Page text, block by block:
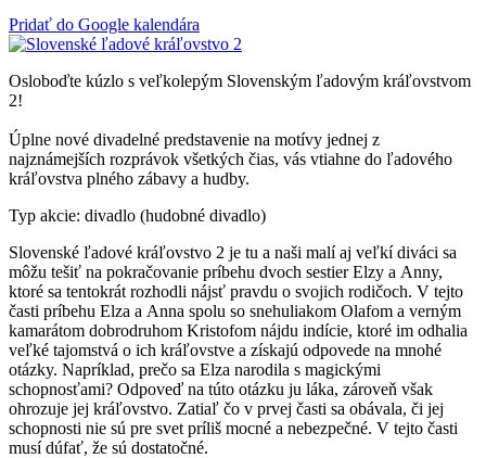
Pridať do Google kalendára
Osloboďte kúzlo s veľkolepým Slovenským ľadovým kráľovstvom
2!
Úplne nové divadelné predstavenie na motívy jednej z
najznámejších rozprávok všetkých čias, vás vtiahne do ľadového
kráľovstva plného zábavy a hudby.
Typ akcie: divadlo (hudobné divadlo)
Slovenské ľadové kráľovstvo 2 je tu a naši malí aj veľkí diváci sa
môžu tešiť na pokračovanie príbehu dvoch sestier Elzy a Anny,
ktoré sa tentokrát rozhodli nájsť pravdu o svojich rodičoch. V tejto
časti príbehu Elza a Anna spolu so snehuliakom Olafom a verným
kamarátom dobrodruhom Kristofom nájdu indície, ktoré im odhalia
veľké tajomstvá o ich kráľovstve a získajú odpovede na mnohé
otázky. Napríklad, prečo sa Elza narodila s magickými
schopnosťami? Odpoveď na túto otázku ju láka, zároveň však
ohrozuje jej kráľovstvo. Zatiaľ čo v prvej časti sa obávala, či jej
schopnosti nie sú pre svet príliš mocné a nebezpečné. V tejto časti
musí dúfať, že sú dostatočné.